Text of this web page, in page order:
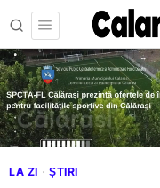
LA ZI · ȘTIRI